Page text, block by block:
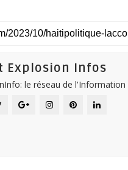
Explosion Infos
le réseau de